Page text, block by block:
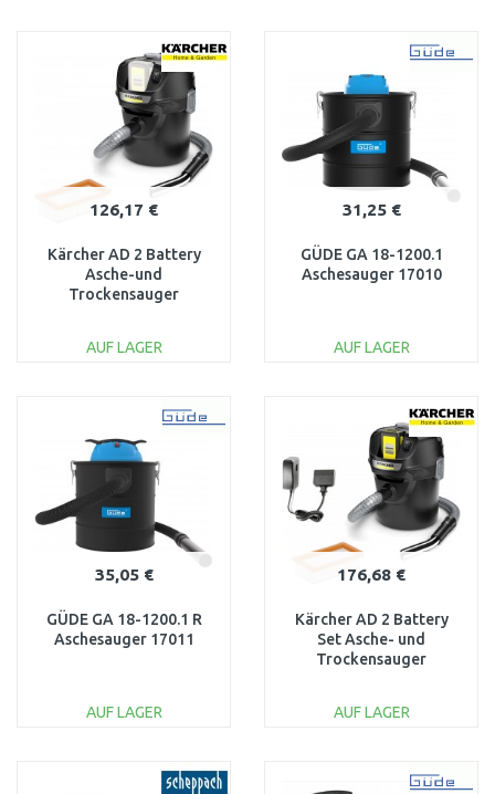
Vergleichen Vergleichen
126,17 €
Kärcher AD 2 Battery
Asche-und
Trockensauger
AUF LAGER
Vergleichen
31,25 €
GÜDE GA 18-1200.1
Aschesauger 17010
AUF LAGER
Vergleichen
35,05 €
GÜDE GA 18-1200.1 R
Aschesauger 17011
AUF LAGER
WARENKORB
176,68 €
Kärcher AD 2 Battery
Set Asche- und
Trockensauger
AUF LAGER